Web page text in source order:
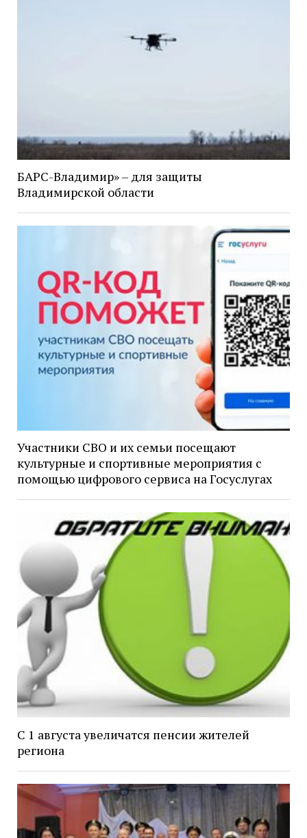
БАРС-Владимир» – для защиты
Владимирской области
Участники СВО и их семьи посещают
культурные и спортивные мероприятия с
помощью цифрового сервиса на Госуслугах
С 1 августа увеличатся пенсии жителей
региона